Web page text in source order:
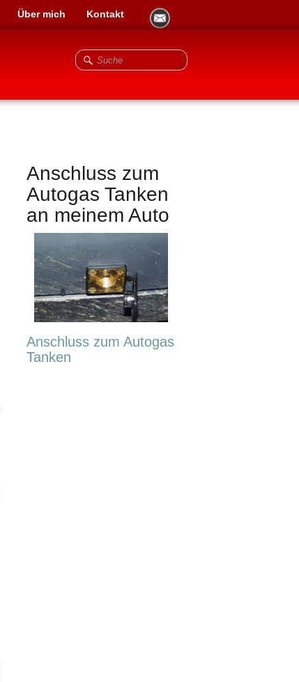
Über mich Kontakt
Anschluss zum
Autogas Tanken
an meinem Auto
Anschluss zum Autogas
Tanken